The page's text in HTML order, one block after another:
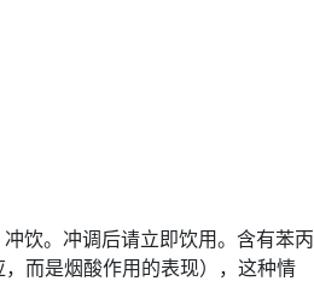
饮。冲调后请立即饮用。含有苯丙
而是烟酸作用的表现），这种情